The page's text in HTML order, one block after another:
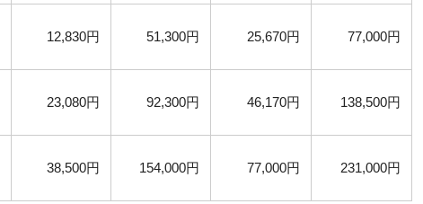
12,830円 51,300円 25,670円 77,000円
23,080円 92,300円 46,170円 138,500円
38,500円 154,000円 77,000円 231,000円